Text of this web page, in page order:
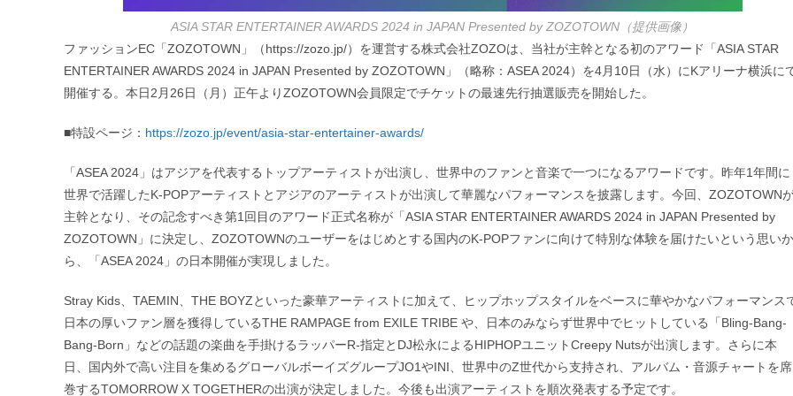
ASIA STAR ENTERTAINER AWARDS 2024 in JAPAN Presented by ZOZOTOWN（提供画像）
ファッションEC「ZOZOTOWN」（https://zozo.jp/）を運営する株式会社ZOZOは、当社が主幹となる初のアワード「ASIA STAR
ENTERTAINER AWARDS 2024 in JAPAN Presented by ZOZOTOWN」（略称：ASEA 2024）を4月10日（水）にKアリーナ横浜に
開催する。本日2月26日（月）正午よりZOZOTOWN会員限定でチケットの最速先行抽選販売を開始した。
■特設ページ： https://zozo.jp/event/asia-star-entertainer-awards/
「ASEA 2024」はアジアを代表するトップアーティストが出演し、世界中のファンと音楽で一つになるアワードです。昨年1年間に
世界で活躍したK-POPアーティストとアジアのアーティストが出演して華麗なパフォーマンスを披露します。今回、ZOZOTOWN
主幹となり、その記念すべき第1回目のアワード正式名称が「ASIA STAR ENTERTAINER AWARDS 2024 in JAPAN Presented by
ZOZOTOWN」に決定し、ZOZOTOWNのユーザーをはじめとする国内のK-POPファンに向けて特別な体験を届けたいという思いか
ら、「ASEA 2024」の日本開催が実現しました。
Stray Kids、TAEMIN、THE BOYZといった豪華アーティストに加えて、ヒップホップスタイルをベースに華やかなパフォーマンス
日本の厚いファン層を獲得しているTHE RAMPAGE from EXILE TRIBE や、日本のみならず世界中でヒットしている「Bling-Bang-
Bang-Born」などの話題の楽曲を手掛けるラッパーR-指定とDJ松永によるHIPHOPユニットCreepy Nutsが出演します。さらに本
日、国内外で高い注目を集めるグローバルボーイズグループJO1やINI、世界中のZ世代から支持され、アルバム・音源チャートを席
巻するTOMORROW X TOGETHERの出演が決定しました。今後も出演アーティストを順次発表する予定です。